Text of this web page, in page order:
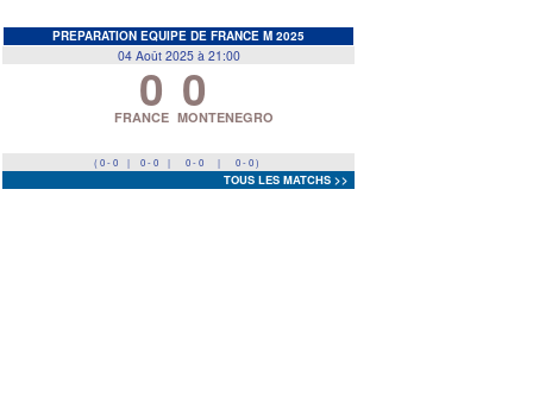
PREPARATION EQUIPE DE FRANCE M 2025
04 Août 2025 à 21:00
0
FRANCE 0
MONTENEGRO
( 0 - 0 | 0 - 0 | 0 - 0 | 0 - 0 )
TOUS LES MATCHS >>